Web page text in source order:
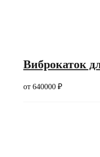
Виброкаток
от 640000 ₽